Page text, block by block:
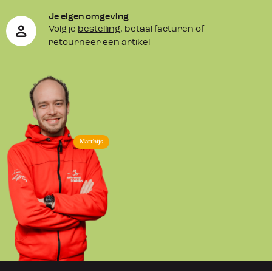
Matthijs
Je eigen omgeving
Volg je bestelling, betaal facturen of
retourneer een artikel